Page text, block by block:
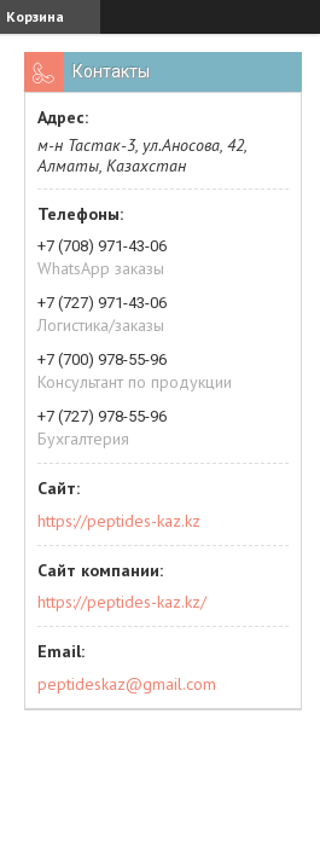
Корзина
Контакты
м-н Тастак-3, ул.Аносова, 42,
Алматы, Казахстан
+7 (708) 971-43-06
WhatsApp заказы
+7 (727) 971-43-06
Логистика/заказы
+7 (700) 978-55-96
Консультант по продукции
+7 (727) 978-55-96
Бухгалтерия
https://peptides-kaz.kz
https://peptides-kaz.kz/
peptideskaz@gmail.com